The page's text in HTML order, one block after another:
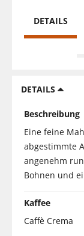
DETAILS
DETAILS
Beschreibung
Eine feine
abgestimmte
angenehm
Bohnen und
Kaffee
Caffè Crema